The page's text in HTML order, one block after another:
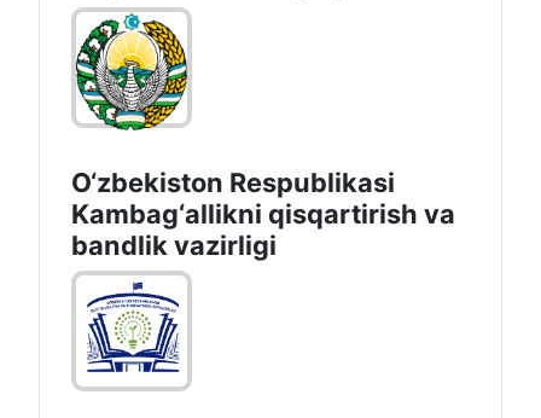
O‘zbekiston Respublikasi
Kambag‘allikni qisqartirish va
bandlik vazirligi